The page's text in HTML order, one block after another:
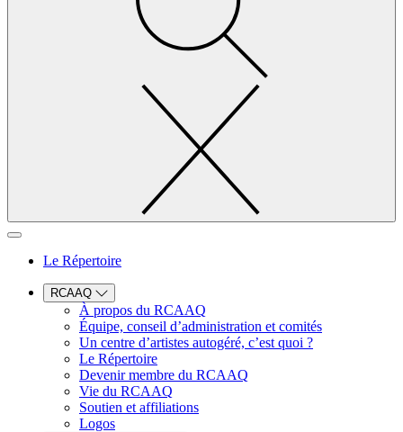
Le Répertoire
RCAAQ
À propos du RCAAQ
Équipe, conseil d’administration et comités
Un centre d’artistes autogéré, c’est quoi ?
Le Répertoire
Devenir membre du RCAAQ
Vie du RCAAQ
Soutien et affiliations
Logos